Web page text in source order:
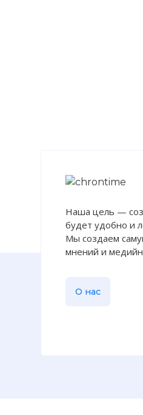
Наша цель —
будет удобно и
Мы создаем
мнений и
О нас